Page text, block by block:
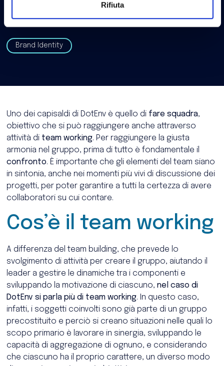
Rifiuta
Team working DotEnv: fare squadra in
azienda
Brand Identity
Uno dei capisaldi di DotEnv è quello di fare squadra,
obiettivo che si può raggiungere anche attraverso
attività di team working. Per raggiungere la giusta
armonia nel gruppo, prima di tutto è fondamentale il
confronto. È importante che gli elementi del team siano
in sintonia, anche nei momenti più vivi di discussione dei
progetti, per poter garantire a tutti la certezza di avere
collaboratori su cui contare.
Cos’è il team working
A differenza del team building, che prevede lo
svolgimento di attività per creare il gruppo, aiutando il
leader a gestire le dinamiche tra i componenti e
sviluppando la motivazione di ciascuno,nel caso di
DotEnv si parla più di team working. In questo caso,
infatti, i soggetti coinvolti sono già parte di un gruppo
precostituito e perciò si creano situazioni nelle quali lo
scopo primario è lavorare in sinergia, sviluppando le
capacità di aggregazione di ognuno, e considerando
che ciascuno ha il proprio carattere, un diverso modo